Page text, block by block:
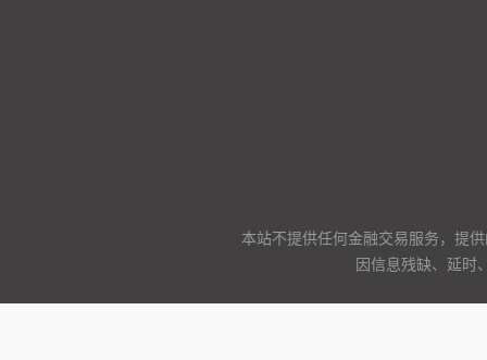
本站不提供任何金融交易服务，提
因信息残缺、延时